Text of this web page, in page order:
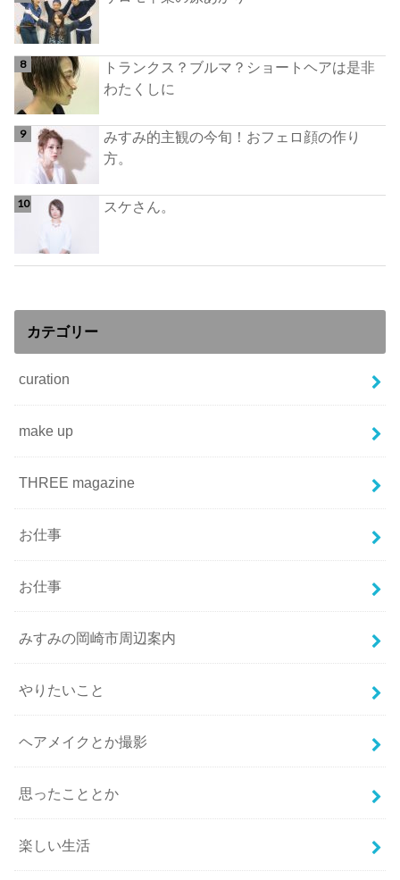
トランクス？ブルマ？ショートヘアは是非
わたくしに
みすみ的主観の今旬！おフェロ顔の作り
方。
スケさん。
カテゴリー
curation
make up
THREE magazine
お仕事
お仕事
みすみの岡崎市周辺案内
やりたいこと
ヘアメイクとか撮影
思ったこととか
楽しい生活